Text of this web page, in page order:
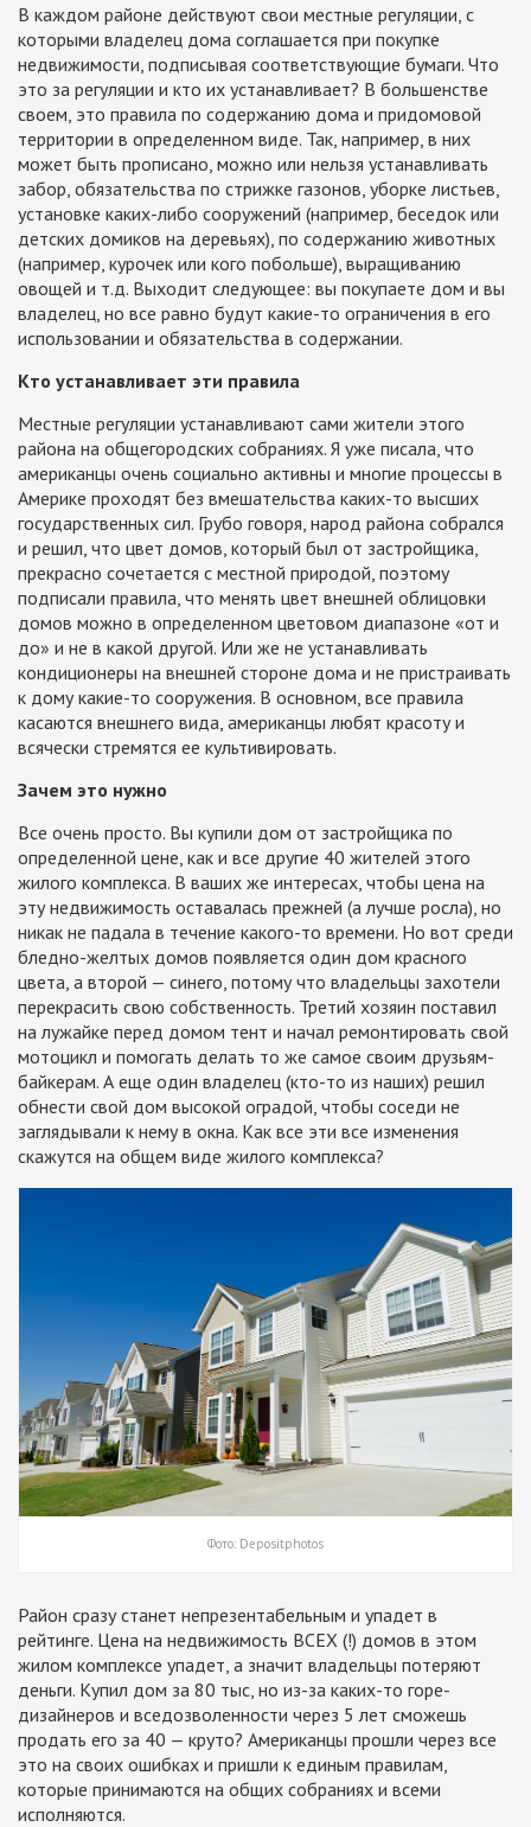
В каждом районе действуют свои местные регуляции, с
которыми владелец дома соглашается при покупке
недвижимости, подписывая соответствующие бумаги. Что
это за регуляции и кто их устанавливает? В большенстве
своем, это правила по содержанию дома и придомовой
территории в определенном виде. Так, например, в них
может быть прописано, можно или нельзя устанавливать
забор, обязательства по стрижке газонов, уборке листьев,
установке каких-либо сооружений (например, беседок или
детских домиков на деревьях), по содержанию животных
(например, курочек или кого побольше), выращиванию
овощей и т.д. Выходит следующее: вы покупаете дом и вы
владелец, но все равно будут какие-то ограничения в его
использовании и обязательства в содержании.
Кто устанавливает эти правила
Местные регуляции устанавливают сами жители этого
района на общегородских собраниях. Я уже писала, что
американцы очень социально активны и многие процессы в
Америке проходят без вмешательства каких-то высших
государственных сил. Грубо говоря, народ района собрался
и решил, что цвет домов, который был от застройщика,
прекрасно сочетается с местной природой, поэтому
подписали правила, что менять цвет внешней облицовки
домов можно в определенном цветовом диапазоне «от и
до» и не в какой другой. Или же не устанавливать
кондиционеры на внешней стороне дома и не пристраивать
к дому какие-то сооружения. В основном, все правила
касаются внешнего вида, американцы любят красоту и
всячески стремятся ее культивировать.
Зачем это нужно
Все очень просто. Вы купили дом от застройщика по
определенной цене, как и все другие 40 жителей этого
жилого комплекса. В ваших же интересах, чтобы цена на
эту недвижимость оставалась прежней (а лучше росла), но
никак не падала в течение какого-то времени. Но вот среди
бледно-желтых домов появляется один дом красного
цвета, а второй — синего, потому что владельцы захотели
перекрасить свою собственность. Третий хозяин поставил
на лужайке перед домом тент и начал ремонтировать свой
мотоцикл и помогать делать то же самое своим друзьям-
байкерам. А еще один владелец (кто-то из наших) решил
обнести свой дом высокой оградой, чтобы соседи не
заглядывали к нему в окна. Как все эти все изменения
скажутся на общем виде жилого комплекса?
Фото: Depositphotos
Район сразу станет непрезентабельным и упадет в
рейтинге. Цена на недвижимость ВСЕХ (!) домов в этом
жилом комплексе упадет, а значит владельцы потеряют
деньги. Купил дом за 80 тыс, но из-за каких-то горе-
дизайнеров и вседозволенности через 5 лет сможешь
продать его за 40 — круто? Американцы прошли через все
это на своих ошибках и пришли к единым правилам,
которые принимаются на общих собраниях и всеми
исполняются.